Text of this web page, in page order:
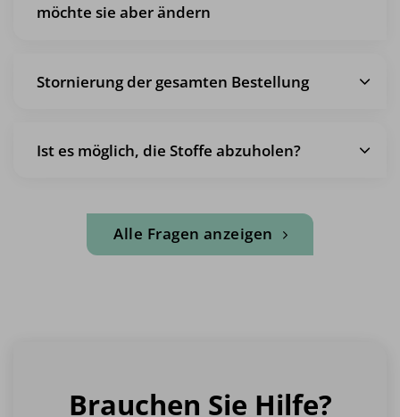
möchte sie aber ändern
Stornierung der gesamten Bestellung
Ist es möglich, die Stoffe abzuholen?
Alle Fragen anzeigen
Brauchen Sie Hilfe?